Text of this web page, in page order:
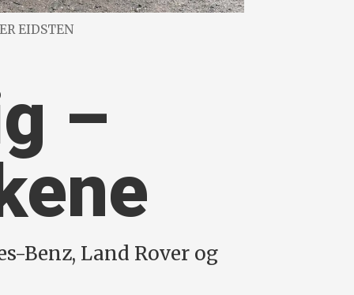
EIDSTEN
–
Benz, Land Rover og